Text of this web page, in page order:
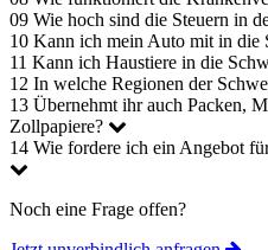
Umzugsunternehmen
Umzugscheckliste
Leistungen
Umzug europaweit
Umzüge deutschlandweit
Für Umzugsunternehmen
Datenschutz
Impressum
Folgen Sie uns